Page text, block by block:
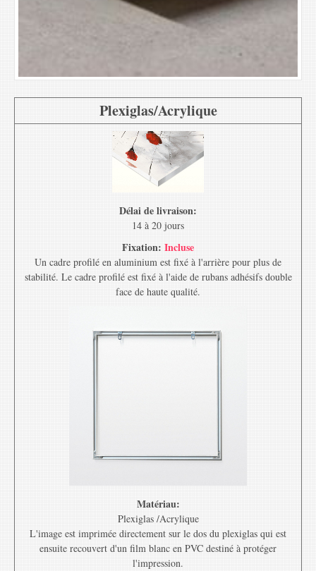
Plexiglas/Acrylique
Délai de livraison:
14 à 20 jours
Fixation: Incluse
Un cadre profilé en aluminium est fixé à l'arrière pour plus de
stabilité. Le cadre profilé est fixé à l'aide de rubans adhésifs double
face de haute qualité.
Matériau:
Plexiglas /Acrylique
L'image est imprimée directement sur le dos du plexiglas qui est
ensuite recouvert d'un film blanc en PVC destiné à protéger
l'impression.